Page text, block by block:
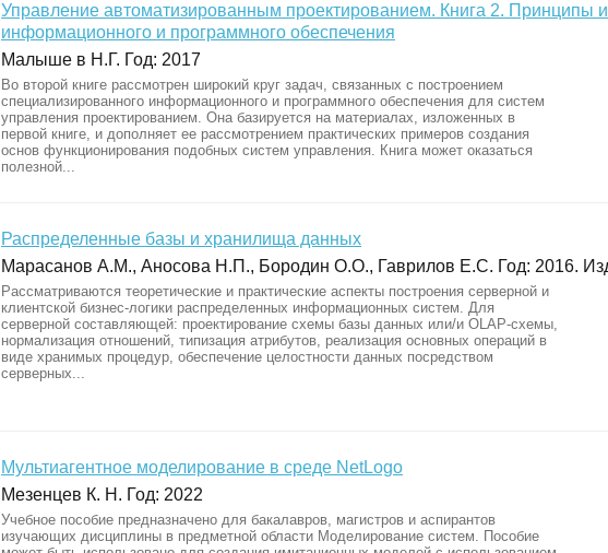
Управление автоматизированным проектированием. Книга 2. Принципы
информационного и программного обеспечения
Малыше в Н.Г. Год: 2017
Во второй книге рассмотрен широкий круг задач, связанных с построением
специализированного информационного и программного обеспечения для систем
управления проектированием. Она базируется на материалах, изложенных в
первой книге, и дополняет ее рассмотрением практических примеров создания
основ функционирования подобных систем управления. Книга может оказаться
полезной...
Распределенные базы и хранилища данных
Марасанов А.М., Аносова Н.П., Бородин О.О., Гаврилов Е.С. Год: 2016.
Рассматриваются теоретические и практические аспекты построения серверной и
клиентской бизнес-логики распределенных информационных систем. Для
серверной составляющей: проектирование схемы базы данных или/и OLAP-схемы,
нормализация отношений, типизация атрибутов, реализация основных операций в
виде хранимых процедур, обеспечение целостности данных посредством
серверных...
Мультиагентное моделирование в среде NetLogo
Мезенцев К. Н. Год: 2022
Учебное пособие предназначено для бакалавров, магистров и аспирантов
изучающих дисциплины в предметной области Моделирование систем. Пособие